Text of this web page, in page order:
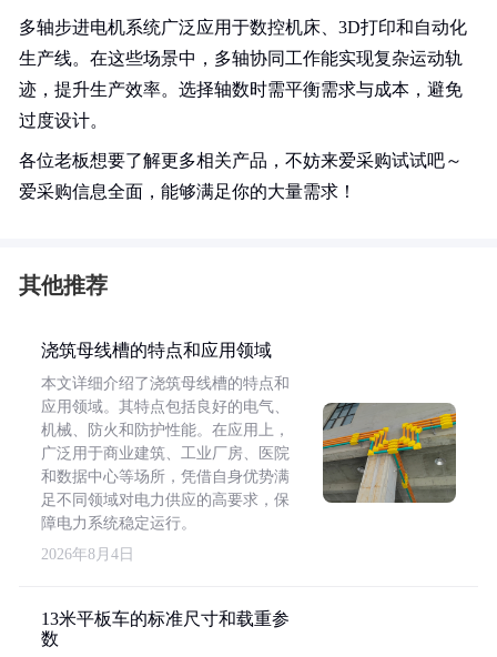
多轴步进电机系统广泛应用于数控机床、3D打印和自动化
生产线。在这些场景中，多轴协同工作能实现复杂运动轨
迹，提升生产效率。选择轴数时需平衡需求与成本，避免
过度设计。
各位老板想要了解更多相关产品，不妨来爱采购试试吧～
爱采购信息全面，能够满足你的大量需求！
其他推荐
浇筑母线槽的特点和应用领域
本文详细介绍了浇筑母线槽的特点和
应用领域。其特点包括良好的电气、
机械、防火和防护性能。在应用上，
广泛用于商业建筑、工业厂房、医院
和数据中心等场所，凭借自身优势满
足不同领域对电力供应的高要求，保
障电力系统稳定运行。
2026年8月4日
13米平板车的标准尺寸和载重参
数